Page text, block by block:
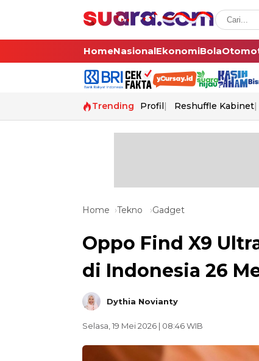
HomeNasionalEkonomiBola
Trending Profil Reshuffle Kabinet
Home Tekno Gadget
Oppo Find X9
di Indonesia 26
Dythia Novianty
Selasa, 19 Mei 2026 | 08:46 WIB